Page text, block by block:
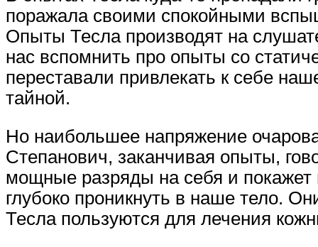
поражала своими спокойными
Опыты Тесла производят на
нас вспомнить про опыты со
переставали привлекать к себе
тайной.
Но наибольшее напряжение
Степанович, заканчивая опыты,
мощные разряды на себя и покажет
глубоко проникнуть в наше тело.
Тесла пользуются для лечения